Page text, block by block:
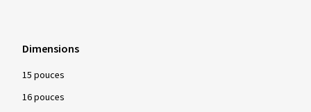
Dimensions
15 pouces
16 pouces